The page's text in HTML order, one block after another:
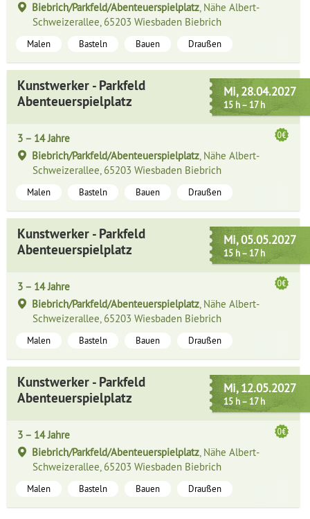
Biebrich/Parkfeld/Abenteuerspielplatz, Nähe Albert-
Schweizerallee, 65203 Wiesbaden Biebrich
Malen Basteln Bauen Draußen
Mi, 28.04.2027
15 h – 17 h
Kunstwerker - Parkfeld
Abenteuerspielplatz
3 – 14 Jahre
Biebrich/Parkfeld/Abenteuerspielplatz, Nähe Albert-
Schweizerallee, 65203 Wiesbaden Biebrich
Malen Basteln Bauen Draußen
Mi, 05.05.2027
15 h – 17 h
Kunstwerker - Parkfeld
Abenteuerspielplatz
3 – 14 Jahre
Biebrich/Parkfeld/Abenteuerspielplatz, Nähe Albert-
Schweizerallee, 65203 Wiesbaden Biebrich
Malen Basteln Bauen Draußen
Mi, 12.05.2027
15 h – 17 h
Kunstwerker - Parkfeld
Abenteuerspielplatz
3 – 14 Jahre
Biebrich/Parkfeld/Abenteuerspielplatz, Nähe Albert-
Schweizerallee, 65203 Wiesbaden Biebrich
Malen Basteln Bauen Draußen